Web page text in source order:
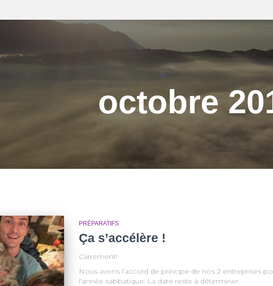
octobre
PRÉPARATIFS
Ça s’accélère !
Carrément!
Nous avons l’accord de principe de nos 2 entreprises
l’année sabbatique. La date reste à déterminer.